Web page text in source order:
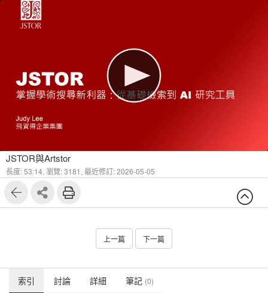
JSTOR與Artstor
長度: 53:14, 瀏覽: 3181, 最近修訂: 2026-05-05
上一篇 下一篇
索引 討論 詳細 筆記 (0)